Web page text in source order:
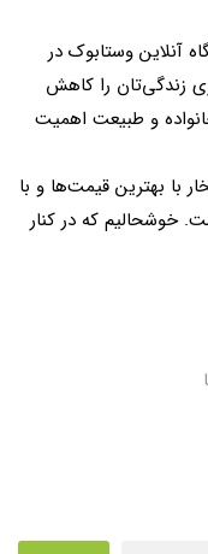
آنلاین وستابوک در
زندگی‌تان را کاهش
و طبیعت اهمیت
با بهترین قیمت‌ها و با
خوشحالیم که در کنار